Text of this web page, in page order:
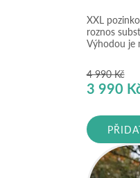
XXL
roznos
Výhodou je
4 990Kč
Původní
byla:
4
990 Kč.
3 990